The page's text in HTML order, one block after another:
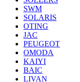
SWM
SOLARIS
OTING
JAC
PEUGEOT
OMODA
KAIYI
BAIC
LIVAN